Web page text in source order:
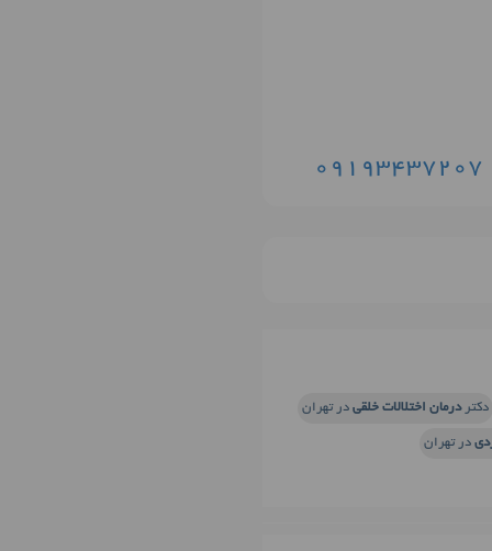
09193437207
دکتردرمان اختلالات خلقی در تهران
در تهران